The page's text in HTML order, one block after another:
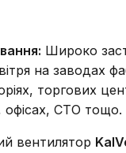
Широко
на заводах
торгових
офісах, СТО тощо.
вентилятор